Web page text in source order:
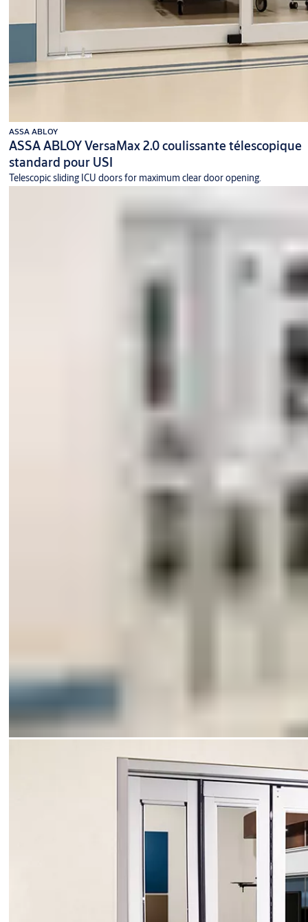
ASSA ABLOY
ASSA ABLOY VersaMax 2.0 coulissante télescopique
standard pour USI
Telescopic sliding ICU doors for maximum clear door opening.